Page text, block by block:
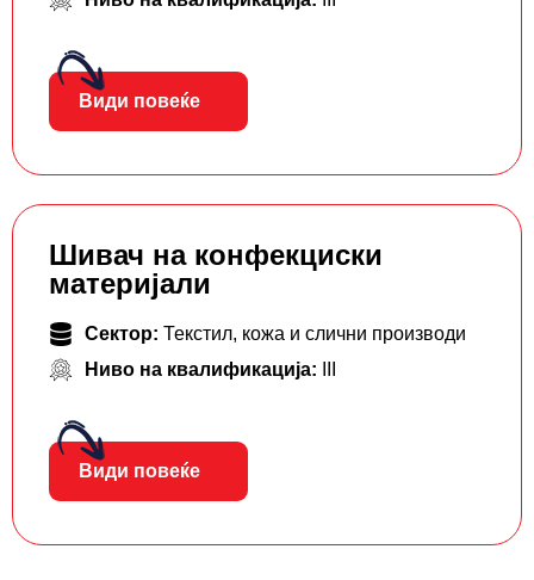
Види повеќе
Шивач на конфекциски
материјали
Сектор: Текстил, кожа и слични производи
Ниво на квалификација:
Види повеќе